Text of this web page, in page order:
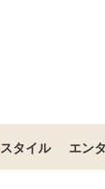
スタイル エン